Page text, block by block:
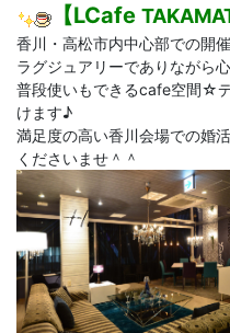
【LCafe
香川・高松市内中心部での開
ラグジュアリーでありながら
普段使いもできるcafe空間☆
けます♪
満足度の高い香川会場での婚
くださいませ＾＾